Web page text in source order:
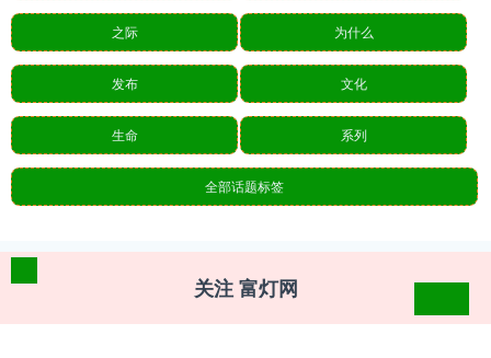
之际 为什么
发布 文化
生命 系列
全部话题标签
关注 富灯网